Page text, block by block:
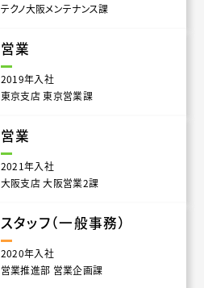
テクノ大阪メンテナンス課
営業
2019年入社
東京支店 東京営業課
営業
2021年入社
大阪支店 大阪営業2課
スタッフ（一般事務）
2020年入社
営業推進部 営業企画課